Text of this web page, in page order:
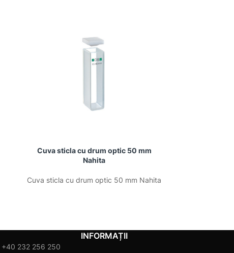
Cuva sticla cu drum optic 50 mm
Nahita
Cuva sticla cu drum optic 50 mm Nahita
+40 232 256 250
INFORMAȚII